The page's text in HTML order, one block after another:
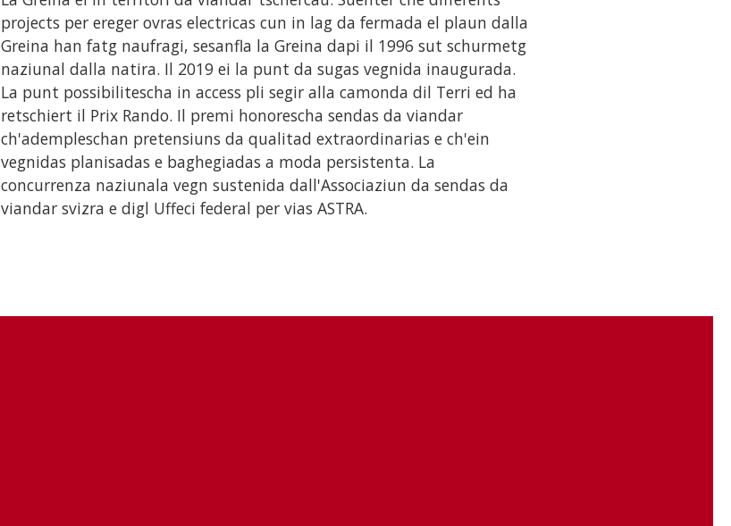
projects per ereger ovras electricas cun in lag da fermada el plaun dalla
Greina han fatg naufragi, sesanfla la Greina dapi il 1996 sut schurmetg
naziunal dalla natira. Il 2019 ei la punt da sugas vegnida inaugurada.
La punt possibilitescha in access pli segir alla camonda dil Terri ed ha
retschiert il Prix Rando. Il premi honorescha sendas da viandar
ch'adempleschan pretensiuns da qualitad extraordinarias e ch'ein
vegnidas planisadas e baghegiadas a moda persistenta. La
concurrenza naziunala vegn sustenida dall'Associaziun da sendas da
viandar svizra e digl Uffeci federal per vias ASTRA.